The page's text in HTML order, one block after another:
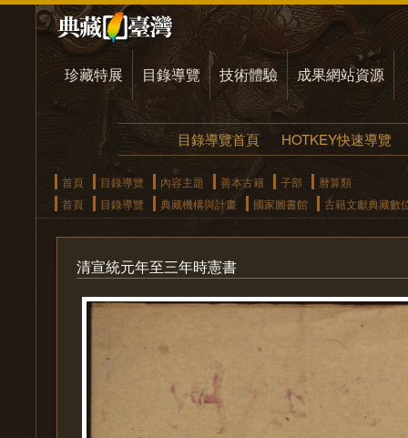
珍藏特展 目錄導覽 技術體驗 成果網站資源
目錄導覽首頁 HOTKEY快速導覽
首頁 目錄導覽 內容主題 善本古籍 子部
曆算類
首頁
目錄導覽 典藏機構與計畫 國家圖書館 古籍文獻典藏數
清宣統元年至三年時憲書